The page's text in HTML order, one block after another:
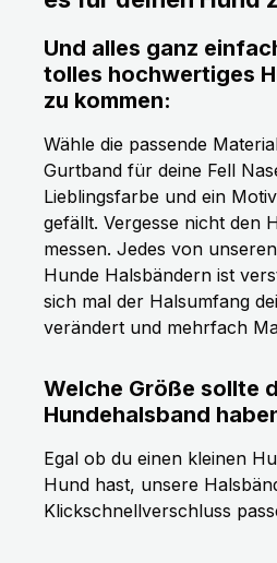
Und alles ganz
tolles hochwertiges
zu kommen:
Wähle die passende
Gurtband für deine Fell
Lieblingsfarbe und ein
gefällt. Vergesse nicht den
messen. Jedes von
Hunde Halsbändern ist
sich mal der Halsumfang
verändert und mehrfach
Welche Größe sollte
Hundehalsband
Egal ob du einen kleinen
Hund hast, unsere
Klickschnellverschluss